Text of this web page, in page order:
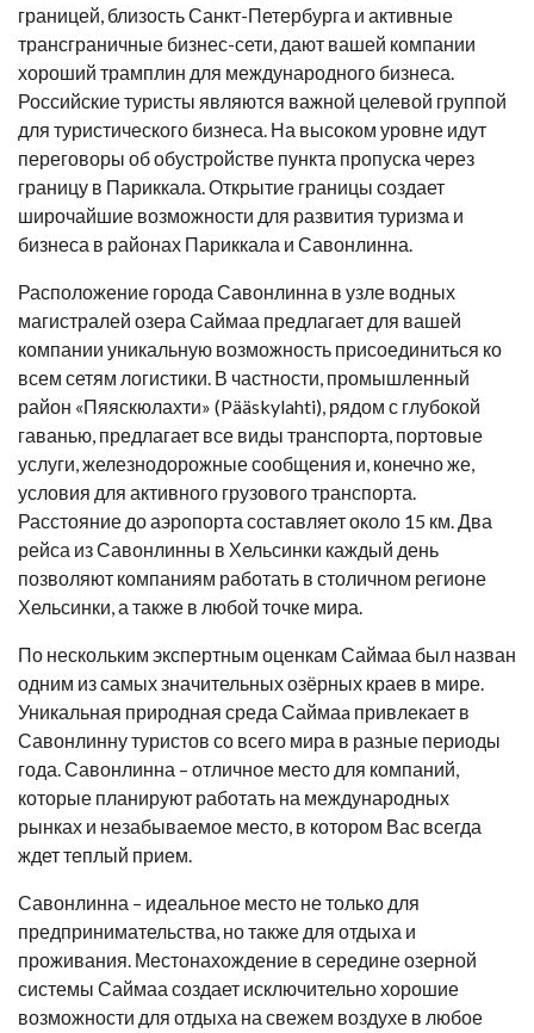
границей, близость Санкт-Петербурга и активные
трансграничные бизнес-сети, дают вашей компании
хороший трамплин для международного бизнеса.
Российские туристы являются важной целевой группой
для туристического бизнеса. На высоком уровне идут
переговоры об обустройстве пункта пропуска через
границу в Париккала. Открытие границы создает
широчайшие возможности для развития туризма и
бизнеса в районах Париккала и Савонлинна.
Расположение города Савонлинна в узле водных
магистралей озера Саймаа предлагает для вашей
компании уникальную возможность присоединиться ко
всем сетям логистики. В частности, промышленный
район «Пяяскюлахти» (Pääskylahti), рядом с глубокой
гаванью, предлагает все виды транспорта, портовые
услуги, железнодорожные сообщения и, конечно же,
условия для активного грузового транспорта.
Расстояние до аэропорта составляет около 15 км. Два
рейса из Савонлинны в Хельсинки каждый день
позволяют компаниям работать в столичном регионе
Хельсинки, а также в любой точке мира.
По нескольким экспертным оценкам Саймаа был назван
одним из самых значительных озёрных краев в мире.
Уникальная природная среда Саймаa привлекает в
Савонлинну туристов со всего мира в разные периоды
года. Савонлинна – отличное место для компаний,
которые планируют работать на международных
рынках и незабываемое место, в котором Вас всегда
ждет теплый прием.
Савонлинна – идеальное место не только для
предпринимательства, но также для отдыха и
проживания. Местонахождение в середине озерной
системы Саймаа создает исключительно хорошие
возможности для отдыха на свежем воздухе в любое